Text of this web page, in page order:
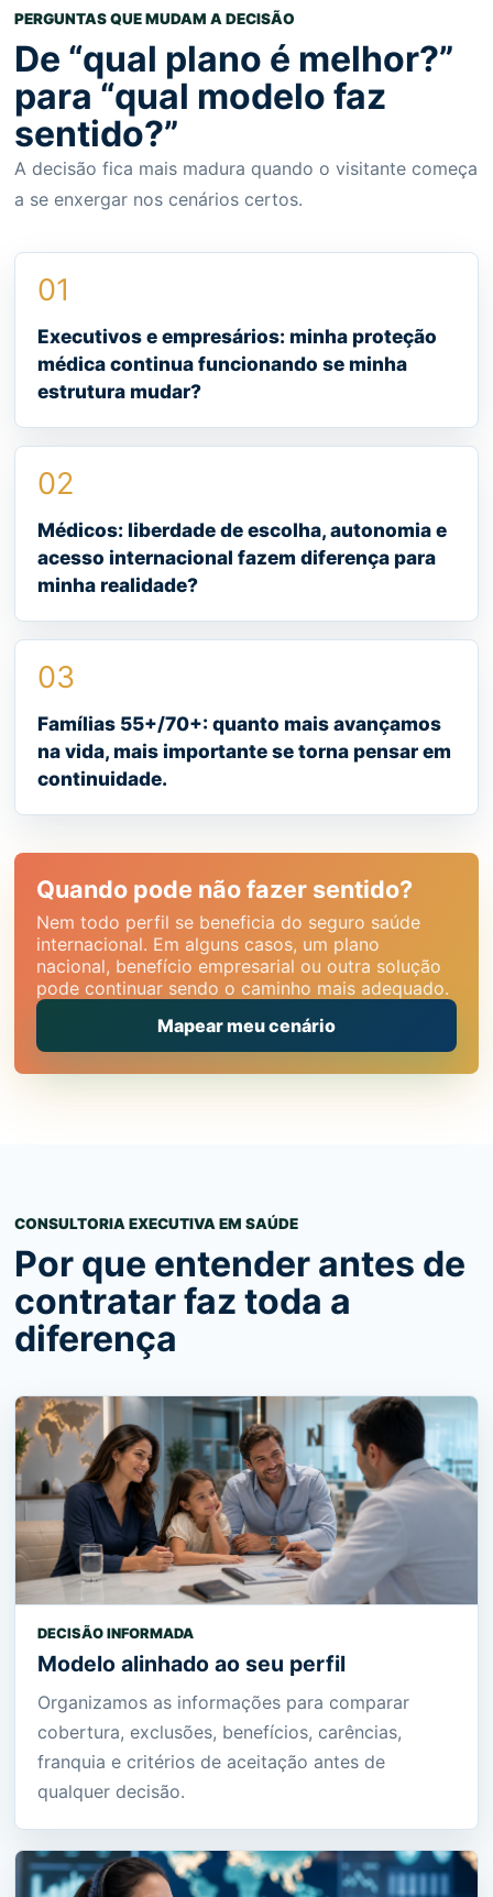
PERGUNTAS QUE MUDAM A DECISÃO
De “qual plano é melhor?”
para “qual modelo faz
sentido?”
A decisão fica mais madura quando o visitante começa
a se enxergar nos cenários certos.
01
Executivos e empresários: minha proteção
médica continua funcionando se minha
estrutura mudar?
02
Médicos: liberdade de escolha, autonomia e
acesso internacional fazem diferença para
minha realidade?
03
Famílias 55+/70+: quanto mais avançamos
na vida, mais importante se torna pensar em
continuidade.
Quando pode não fazer sentido?
Nem todo perfil se beneficia do seguro saúde
internacional. Em alguns casos, um plano
nacional, benefício empresarial ou outra solução
pode continuar sendo o caminho mais adequado.
Mapear meu cenário
CONSULTORIA EXECUTIVA EM SAÚDE
Por que entender antes de
contratar faz toda a
diferença
DECISÃO INFORMADA
Modelo alinhado ao seu perfil
Organizamos as informações para comparar
cobertura, exclusões, benefícios, carências,
franquia e critérios de aceitação antes de
qualquer decisão.